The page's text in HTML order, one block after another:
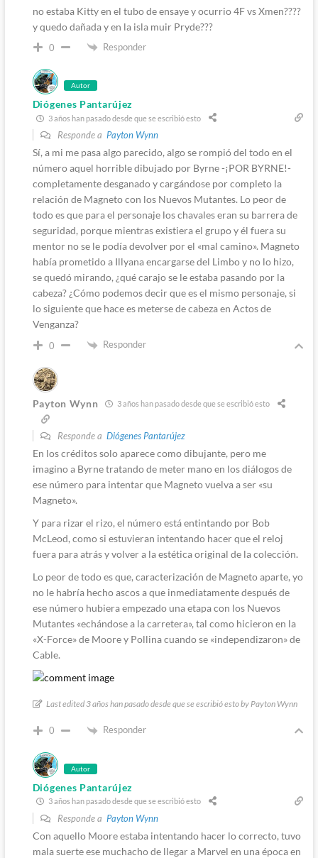
no estaba Kitty en el tubo de ensaye y ocurrio 4F vs Xmen????
y quedo dañada y en la isla muir Pryde???
0 Responder
Autor
Diógenes Pantarújez
3 años han pasado desde que se escribió esto
Responde a Payton Wynn
Sí, a mi me pasa algo parecido, algo se rompió del todo en el
número aquel horrible dibujado por Byrne -¡POR BYRNE!-
completamente desganado y cargándose por completo la
relación de Magneto con los Nuevos Mutantes. Lo peor de
todo es que para el personaje los chavales eran su barrera de
seguridad, porque mientras existiera el grupo y él fuera su
mentor no se le podía devolver por el «mal camino». Magneto
había prometido a Illyana encargarse del Limbo y no lo hizo,
se quedó mirando, ¿qué carajo se le estaba pasando por la
cabeza? ¿Cómo podemos decir que es el mismo personaje, si
lo siguiente que hace es meterse de cabeza en Actos de
Venganza?
0 Responder
Payton Wynn 3 años han pasado desde que se escribió esto
Responde a Diógenes Pantarújez
En los créditos solo aparece como dibujante, pero me
imagino a Byrne tratando de meter mano en los diálogos de
ese número para intentar que Magneto vuelva a ser «su
Magneto».
Y para rizar el rizo, el número está entintando por Bob
McLeod, como si estuvieran intentando hacer que el reloj
fuera para atrás y volver a la estética original de la colección.
Lo peor de todo es que, caracterización de Magneto aparte, yo
no le habría hecho ascos a que inmediatamente después de
ese número hubiera empezado una etapa con los Nuevos
Mutantes «echándose a la carretera», tal como hicieron en la
«X-Force» de Moore y Pollina cuando se «independizaron» de
Cable.
Last edited 3 años han pasado desde que se escribió esto by Payton Wynn
0 Responder
Autor
Diógenes Pantarújez
3 años han pasado desde que se escribió esto
Responde a Payton Wynn
Con aquello Moore estaba intentando hacer lo correcto, tuvo
mala suerte ese muchacho de llegar a Marvel en una época en